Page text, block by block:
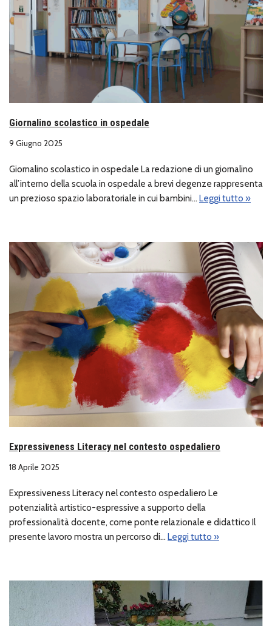
Giornalino scolastico in ospedale
9 Giugno 2025
Giornalino scolastico in ospedale La redazione di un giornalino
all’interno della scuola in ospedale a brevi degenze rappresenta
un prezioso spazio laboratoriale in cui bambini… Leggi tutto »
Expressiveness Literacy nel contesto ospedaliero
18 Aprile 2025
Expressiveness Literacy nel contesto ospedaliero Le
potenzialità artistico-espressive a supporto della
professionalità docente, come ponte relazionale e didattico Il
presente lavoro mostra un percorso di… Leggi tutto »